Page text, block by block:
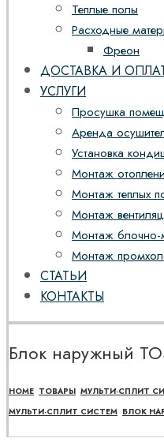
Теплые полы
Расходные
Фреон
ДОСТАВКА И
УСЛУГИ
Просушка
Аренда
Установка
Монтаж
Монтаж теплых
Монтаж
Монтаж блочно-
Монтаж
СТАТЬИ
КОНТАКТЫ
Блок наружный
HOME ТОВАРЫ МУЛЬТИ-СПЛИТ
МУЛЬТИ-СПЛИТ СИСТЕМ БЛОК